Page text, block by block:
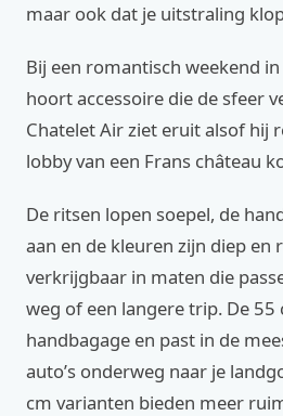
maar ook dat je uitstraling
Bij een romantisch weekend
hoort accessoire die de sfeer
Chatelet Air ziet eruit alsof hij
lobby van een Frans château
De ritsen lopen soepel, de
aan en de kleuren zijn diep en
verkrijgbaar in maten die
weg of een langere trip. De 55
handbagage en past in de
auto’s onderweg naar je
cm varianten bieden meer